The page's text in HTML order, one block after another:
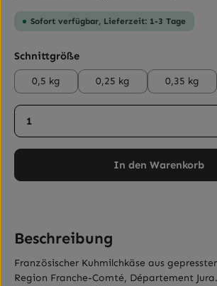
Sofort verfügbar, Lieferzeit: 1-3 Tage
Schnittgrößeauswählen
0,5 kg 0,25 kg 0,35 kg
Produkt Anzahl: Gib den
In den Warenkorb
Beschreibung
Französischer Kuhmilchkäse aus
Region Franche-Comté, Département